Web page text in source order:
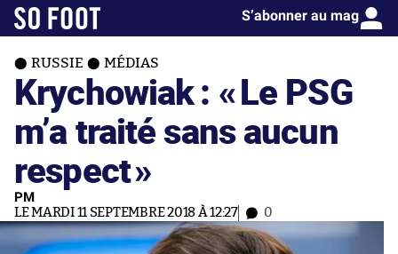
S’abonner au mag
RUSSIE MÉDIAS
Krychowiak : «Le PSG
m’a traité sans aucun
respect»
PM
LE MARDI 11 SEPTEMBRE 2018 À 12:27 0